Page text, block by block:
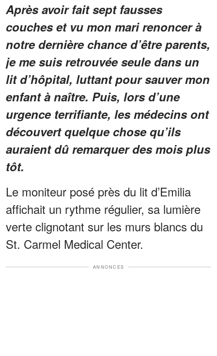
Après avoir fait sept fausses
couches et vu mon mari renoncer à
notre dernière chance d’être parents,
je me suis retrouvée seule dans un
lit d’hôpital, luttant pour sauver mon
enfant à naître. Puis, lors d’une
urgence terrifiante, les médecins ont
découvert quelque chose qu’ils
auraient dû remarquer des mois plus
tôt.
Le moniteur posé près du lit d’Emilia
affichait un rythme régulier, sa lumière
verte clignotant sur les murs blancs du
St. Carmel Medical Center.
ANNONCES